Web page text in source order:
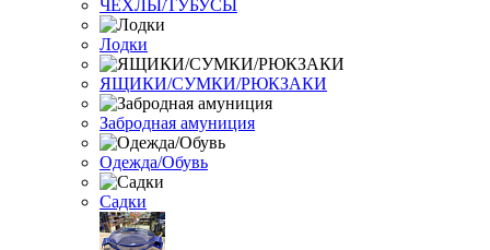
ЧЕХЛЫ/ТУБУСЫ
Лодки
ЯЩИКИ/СУМКИ/РЮКЗАКИ
Забродная амуниция
Одежда/Обувь
Садки